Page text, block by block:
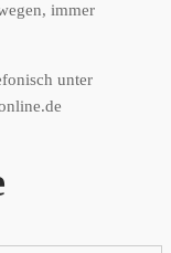
immer
unter